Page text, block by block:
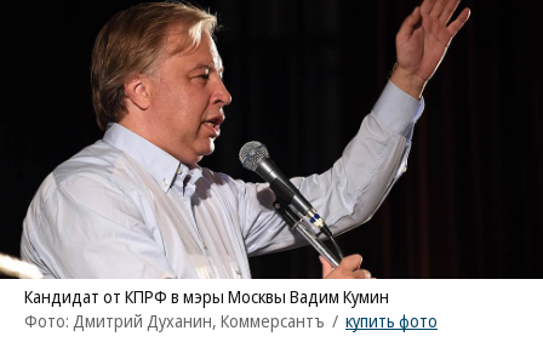
Кандидат от КПРФ в мэры Москвы Вадим Кумин
Фото: Дмитрий Духанин, Коммерсантъ / купить фото